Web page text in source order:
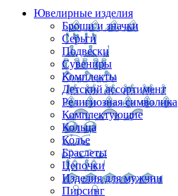
Ювелирные изделия
Броши и значки
Серьги
Подвески
Сувениры
Комплекты
Детский ассортимент
Религиозная символика
Комплектующие
Кольца
Колье
Браслеты
Цепочки
Изделия для мужчин
Пирсинг